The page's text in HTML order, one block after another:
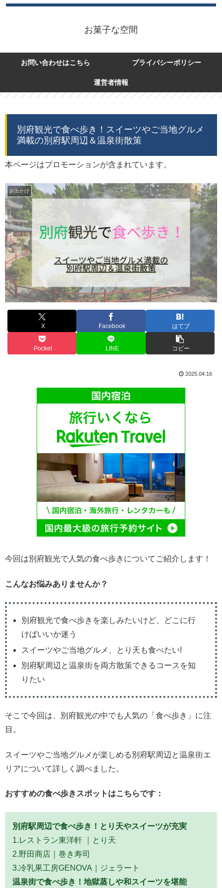
お菓子な空間
お問い合わせはこちら プライバシーポリシー
運営者情報
別府観光で食べ歩き！スイーツやご当地グルメ
満載の別府駅周辺＆温泉街散策
本ページはプロモーションが含まれています。
お出かけ
X Facebook はてブ
Pocket LINE コピー
2025.04.16
今回は別府観光で人気の食べ歩きについてご紹介します！
こんなお悩みありませんか？
別府観光で食べ歩きを楽しみたいけど、どこに行
けばいいか迷う
スイーツやご当地グルメ、とり天も食べたい!
別府駅周辺と温泉街を両方散策できるコースを知
りたい
そこで今回は、別府観光の中でも人気の「食べ歩き」に注
目。
スイーツやご当地グルメが楽しめる別府駅周辺と温泉街エ
リアについて詳しく調べました。
おすすめの食べ歩きスポットはこちらです：
別府駅周辺で食べ歩き！とり天やスイーツが充実
1.レストラン東洋軒 ｜とり天
2.野田商店｜巻き寿司
3.冷乳果工房GENOVA｜ジェラート
温泉街で食べ歩き！地獄蒸しや和スイーツを堪能